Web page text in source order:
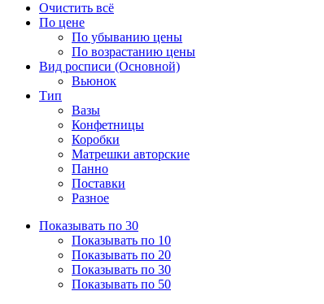
Очистить всё
По цене
По убыванию цены
По возрастанию цены
Вид росписи (Основной)
Вьюнок
Тип
Вазы
Конфетницы
Коробки
Матрешки авторские
Панно
Поставки
Разное
Показывать по 30
Показывать по 10
Показывать по 20
Показывать по 30
Показывать по 50